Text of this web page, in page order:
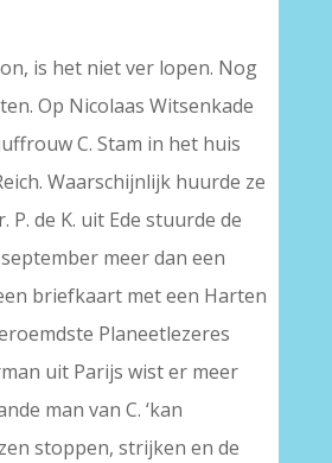
is het niet ver lopen. Nog
Op Nicolaas Witsenkade
C. Stam in het huis
Waarschijnlijk huurde ze
P. de K. uit Ede stuurde de
meer dan een
briefkaart met een Harten
Planeetlezeres
uit Parijs wist er meer
man van C. ‘kan
stoppen, strijken en de